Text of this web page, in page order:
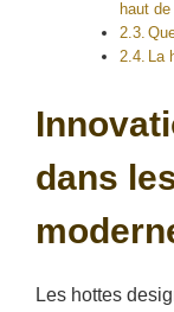
haut
La
dans
Les hottes